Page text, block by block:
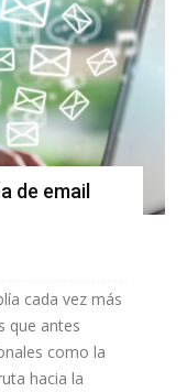
de email
cada vez más
que antes
como la
hacia la